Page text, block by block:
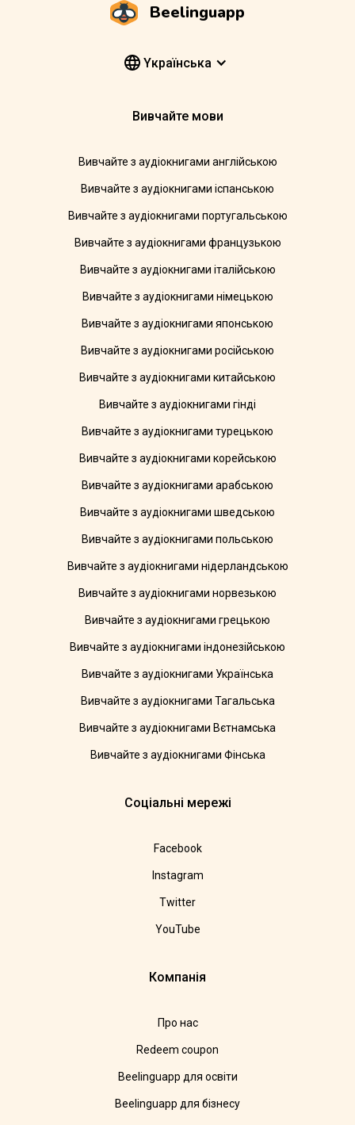
Beelinguapp
Yкраїнська
Вивчайте мови
Вивчайте з аудіокнигами англійською
Вивчайте з аудіокнигами іспанською
Вивчайте з аудіокнигами португальською
Вивчайте з аудіокнигами французькою
Вивчайте з аудіокнигами італійською
Вивчайте з аудіокнигами німецькою
Вивчайте з аудіокнигами японською
Вивчайте з аудіокнигами російською
Вивчайте з аудіокнигами китайською
Вивчайте з аудіокнигами гінді
Вивчайте з аудіокнигами турецькою
Вивчайте з аудіокнигами корейською
Вивчайте з аудіокнигами арабською
Вивчайте з аудіокнигами шведською
Вивчайте з аудіокнигами польською
Вивчайте з аудіокнигами нідерландською
Вивчайте з аудіокнигами норвезькою
Вивчайте з аудіокнигами грецькою
Вивчайте з аудіокнигами індонезійською
Вивчайте з аудіокнигами Українська
Вивчайте з аудіокнигами Тагальська
Вивчайте з аудіокнигами Вєтнамська
Вивчайте з аудіокнигами Фінська
Соціальні мережі
Facebook
Instagram
Twitter
YouTube
Компанія
Про нас
Redeem coupon
Beelinguapp для освіти
Beelinguapp для бізнесу